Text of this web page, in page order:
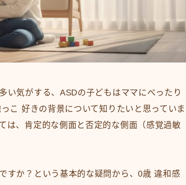
い気がする、ASDの子どもはママにべったり
こ 好きの背景について知りたいと思っていま
は、肯定的な側面と否定的な側面（感覚過敏
すか？という基本的な疑問から、0歳 違和感